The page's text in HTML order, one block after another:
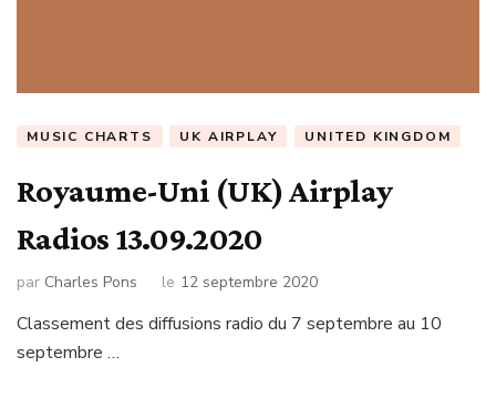
MUSIC CHARTS UK AIRPLAY UNITED KINGDOM
Royaume-Uni (UK) Airplay
Radios 13.09.2020
par Charles Pons le 12 septembre 2020
Classement des diffusions radio du 7 septembre au 10
septembre …